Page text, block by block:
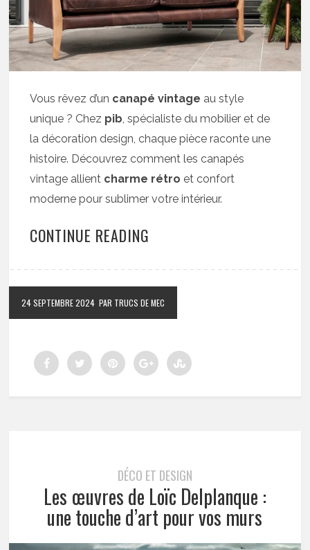
Vous rêvez d’un canapé vintage au style
unique ? Chez pib , spécialiste du mobilier et de
la décoration design, chaque pièce raconte une
histoire. Découvrez comment les canapés
vintage allient charme rétro et confort
moderne pour sublimer votre intérieur.
CONTINUE READING
24 SEPTEMBRE 2024 PAR TRUCS DE MEC
DÉCO ET DESIGN
Les œuvres de Loïc Delplanque :
une touche d’art pour vos murs